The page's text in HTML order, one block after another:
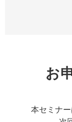
お
本セミナ